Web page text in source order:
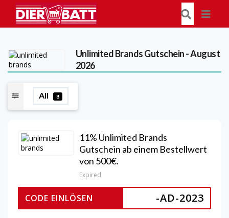
Unlimited BrandsGutschein - August
2026
All 8
11% Unlimited Brands
Gutschein ab einem Bestellwert
von 500€.
Expired
-AD-2023
CODE EINLÖSEN